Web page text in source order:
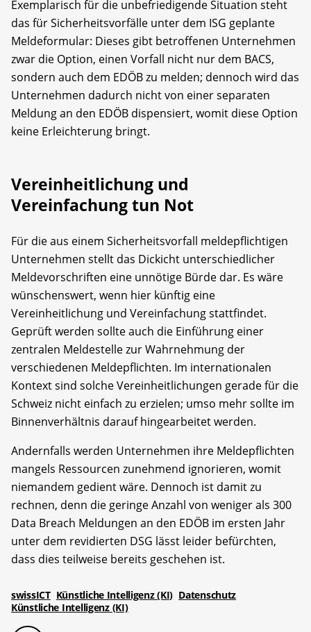
Exemplarisch für die unbefriedigende Situation steht
das für Sicherheitsvorfälle unter dem ISG geplante
Meldeformular: Dieses gibt betroffenen Unternehmen
zwar die Option, einen Vorfall nicht nur dem BACS,
sondern auch dem EDÖB zu melden; dennoch wird das
Unternehmen dadurch nicht von einer separaten
Meldung an den EDÖB dispensiert, womit diese Option
keine Erleichterung bringt.
Vereinheitlichung und
Vereinfachung tun Not
Für die aus einem Sicherheitsvorfall meldepflichtigen
Unternehmen stellt das Dickicht unter­schiedlicher
Meldevorschriften eine unnötige Bürde dar. Es wäre
wünschenswert, wenn hier künftig eine
Vereinheitlichung und Vereinfachung statt­findet.
Geprüft werden sollte auch die Einführung einer
zentralen Meldestelle zur Wahrnehmung der
verschiedenen Meldepflichten. Im internationalen
Kontext sind solche Vereinheitlichungen gerade für die
Schweiz nicht einfach zu erzielen; umso mehr sollte im
Binnenverhältnis darauf hingearbeitet werden.
Andernfalls werden Unternehmen ihre Meldepflichten
mangels Ressourcen zunehmend ignorieren, womit
niemandem gedient wäre. Dennoch ist damit zu
rechnen, denn die geringe Anzahl von weniger als 300
Data Breach Meldungen an den EDÖB im ersten Jahr
unter dem revidierten DSG lässt leider befürchten,
dass dies teilweise bereits geschehen ist.
swissICT Künstliche Intelligenz (KI) Datenschutz
Künstliche Intelligenz (KI)